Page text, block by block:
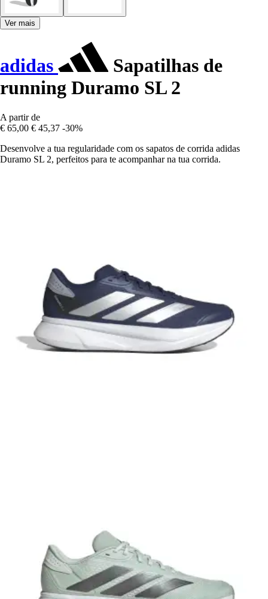
Ver mais
adidas
Sapatilhas de
running Duramo SL 2
A partir de
€ 65,00 € 45,37 -30%
Desenvolve a tua regularidade com os sapatos de corrida adidas
Duramo SL 2, perfeitos para te acompanhar na tua corrida.